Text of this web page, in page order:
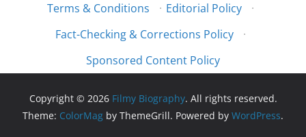
Terms & Conditions
· Editorial Policy
·
Fact-Checking & Corrections Policy
·
Sponsored Content Policy
Copyright © 2026 Filmy Biography. All rights reserved.
Theme: ColorMag by ThemeGrill. Powered by WordPress.